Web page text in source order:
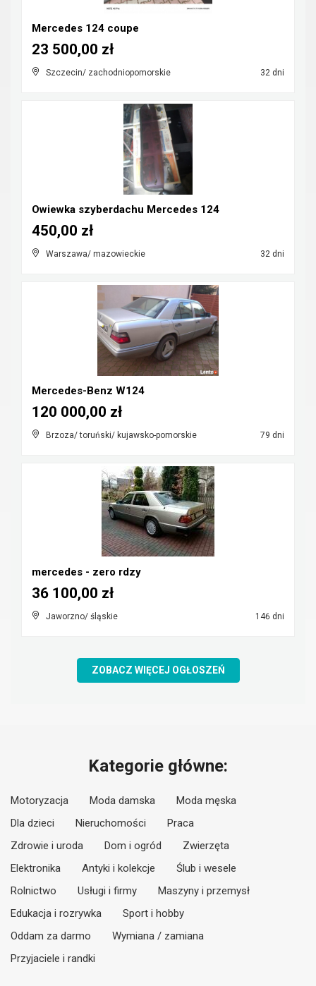
Mercedes 124 coupe
Szczecin/ zachodniopomorskie 32 dni
23 500,00 zł
Owiewka szyberdachu Mercedes 124
Warszawa/ mazowieckie 32 dni
450,00 zł
Mercedes-Benz W124
Brzoza/ toruński/ kujawsko-pomorskie 79 dni
120 000,00 zł
mercedes - zero rdzy
Jaworzno/ śląskie 146 dni
36 100,00 zł
ZOBACZ WIĘCEJ OGŁOSZEŃ
Kategorie główne:
Motoryzacja Moda damska
Moda męska
Dla dzieci
Nieruchomości
Praca
Zdrowie i uroda
Dom i ogród
Zwierzęta
Elektronika
Antyki i kolekcje
Ślub i wesele
Rolnictwo
Usługi i firmy
Maszyny i przemysł
Edukacja i rozrywka
Sport i hobby
Oddam za darmo
Wymiana / zamiana
Przyjaciele i randki